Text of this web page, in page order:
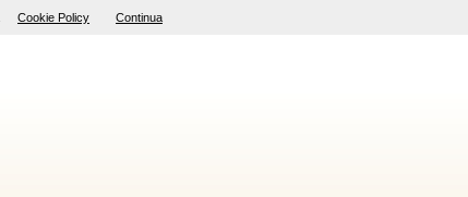
Cookie Policy Continua